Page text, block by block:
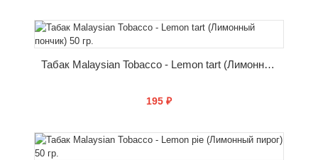
КУПИТЬ
Табак Malaysian Tobacco - Lemon tart (Лимонный пончик) 50 гр.
195 ₽
КУПИТЬ